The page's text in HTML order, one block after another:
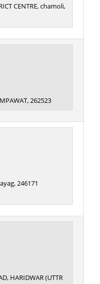
CENTRE, chamoli,
262523
246171
HARIDWAR (UTTR